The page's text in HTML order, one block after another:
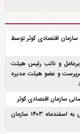
اقتصادی کوثر توسط
و نائب رئیس هیئت
سرپرست و عضو هیئت مدیره
سازمان اقتصادی کوثر
مجمع عمومی عادی بطور فوق‌العاده سال مالی منتهی به اسفند‌ماه ۱۴۰۳ سازمان